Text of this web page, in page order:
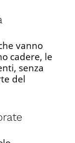
vanno
cadere, le
senza
del